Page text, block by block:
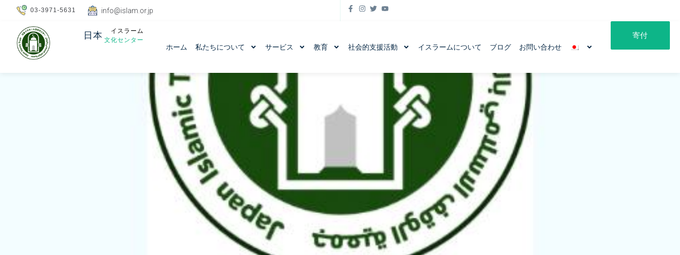
03-3971-5631 info@islam.or.jp
日本
イスラーム
文化センター
ホーム 私たちについて サービス 教育 社会的支援活動 イスラームについて ブログ お問い合わせ
寄付